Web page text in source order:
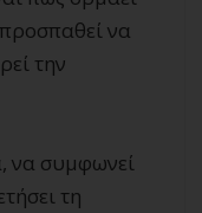
να
την
να συμφωνεί
τη